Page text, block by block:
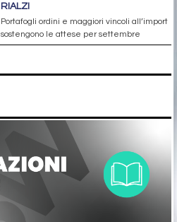
RIALZI
Portafogli ordini e maggiori vincoli all’import
sostengono le attese per settembre